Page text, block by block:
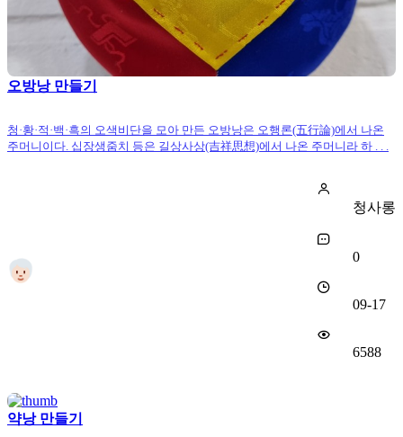
오방낭 만들기
청·황·적·백·흑의 오색비단을 모아 만든 오방낭은 오행론(五行論)에서 나온
주머니이다. 십장생줌치 등은 길상사상(吉祥思想)에서 나온 주머니라 하 . . .
청사롱
0
09-17
6588
약낭 만들기